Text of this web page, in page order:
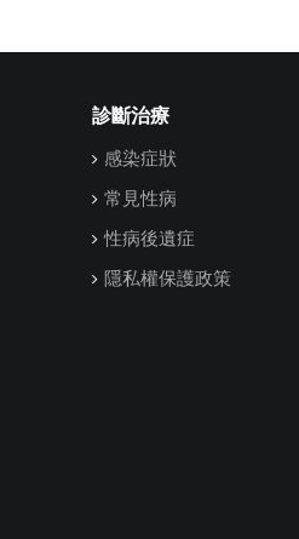
診斷治療
感染症狀
常見性病
性病後遺症
隱私權保護政策